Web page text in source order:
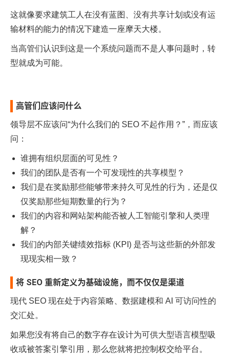
这就像要求建筑工人在没有蓝图、没有共享计划或没有运
输材料的能力的情况下建造一座摩天大楼。
当高管们认识到这是一个系统问题而不是人事问题时，转
型就成为可能。
高管们应该问什么
领导层不应该问“为什么我们的 SEO 不起作用？”，而应该
问：
谁拥有组织层面的可见性？
我们的团队是否有一个可发现性的共享模型？
我们是在奖励那些能够带来持久可见性的行为，还是仅
仅奖励那些短期数量的行为？
我们的内容和网站架构能否被人工智能引擎和人类理
解？
我们的内部关键绩效指标 (KPI) 是否与这些新的外部发
现现实相一致？
将 SEO 重新定义为基础设施，而不仅仅是渠道
现代 SEO 现在处于内容策略、数据建模和 AI 可访问性的
交汇处。
如果您没有将自己的数字存在设计为可供大型语言模型吸
收或被答案引擎引用，那么您就将把控制权交给平台。